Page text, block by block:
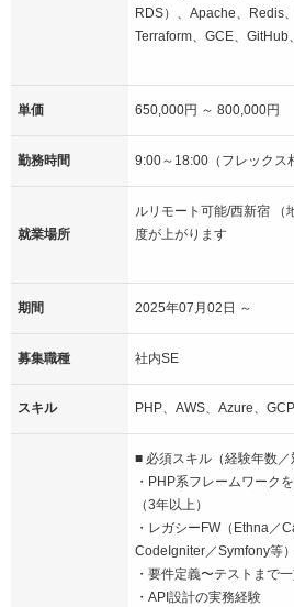
RDS）、Apache、Redis
Terraform、GCE、
単価 650,000円 ～ 800,000円
勤務時間 9:00～18:00（フレックス
就業場所
ルリモート可能/西新宿 （
度が上がります
期間 2025年07月02日 ～
募集職種 社内SE
スキル PHP、AWS、Azure、
■ 必須スキル（経験年数／
・PHP系フレームワーク
（3年以上）
・レガシーFW（Ethna／
CodeIgniter／Symfony等
・要件定義〜テストまで
・API設計の実務経験